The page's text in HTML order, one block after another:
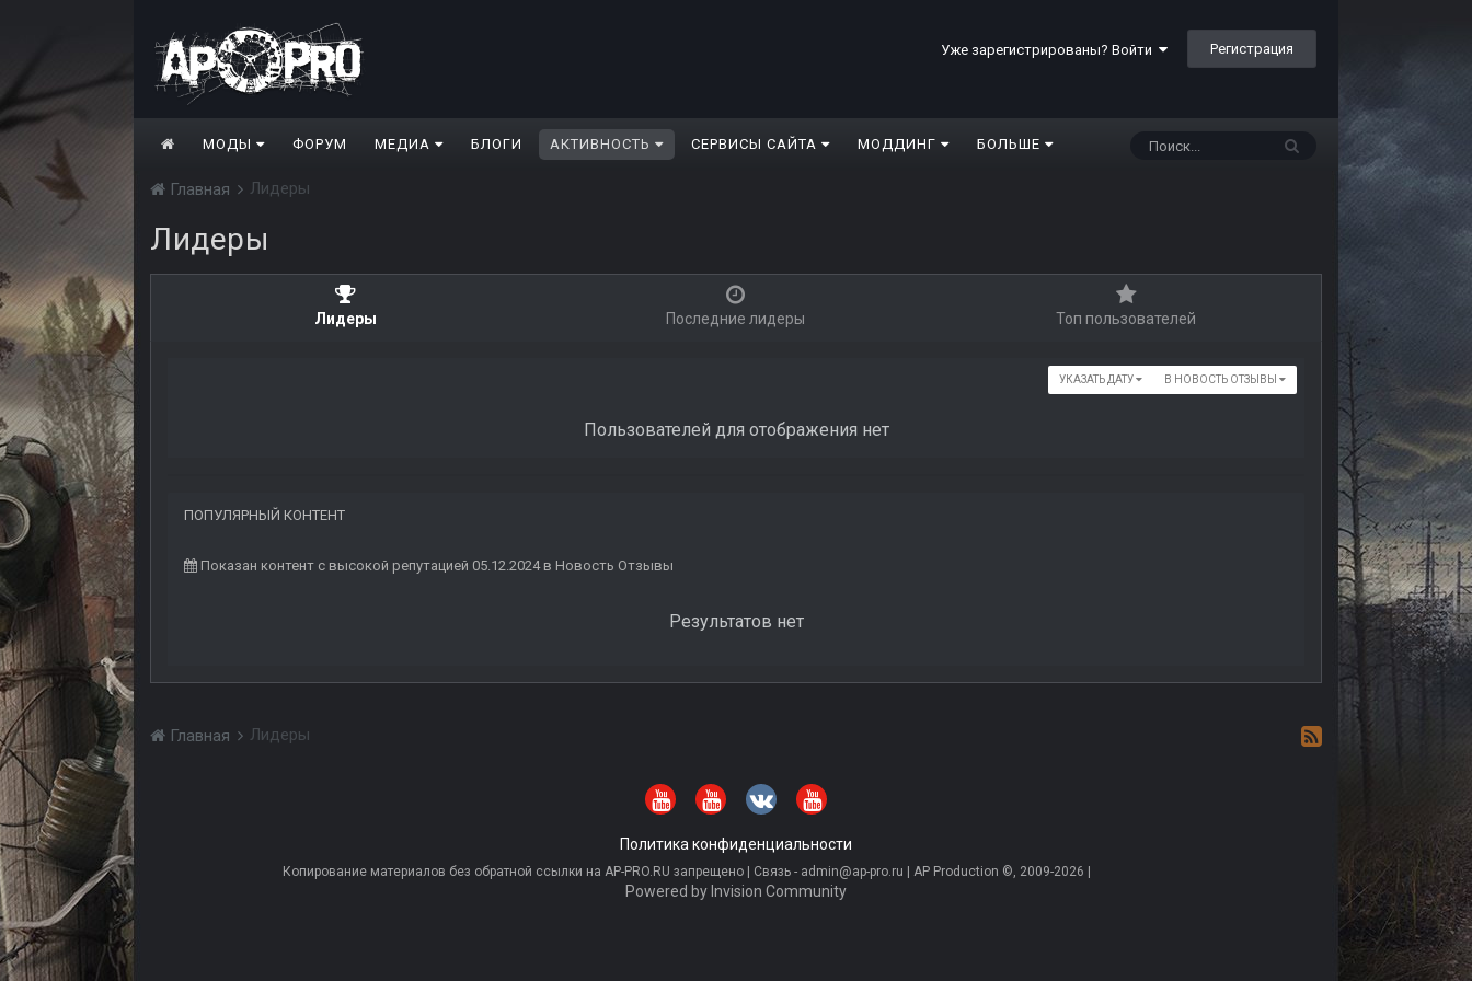
Уже зарегистрированы? Войти Регистрация
МОДЫ ФОРУМ МЕДИА БЛОГИ АКТИВНОСТЬ СЕРВИСЫ САЙТА МОДДИНГ БОЛЬШЕ
Главная Лидеры
Лидеры
Лидеры Последние лидеры Топ пользователей
В НОВОСТЬ ОТЗЫВЫ
УКАЗАТЬ ДАТУ
Пользователей для отображения нет
ПОПУЛЯРНЫЙ КОНТЕНТ
Показан контент с высокой репутацией 05.12.2024 в Новость Отзывы
Результатов нет
Главная Лидеры
Политика конфиденциальности
Копирование материалов без обратной ссылки на AP-PRO.RU запрещено | Связь - admin@ap-pro.ru | AP Production ©, 2009-2026 |
Powered by Invision Community